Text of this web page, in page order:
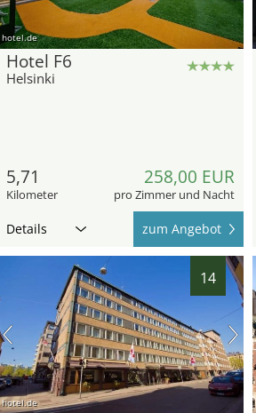
hotel.de
Hotel F6
Helsinki
5,71
Kilometer
258,00 EUR
pro Zimmer und Nacht
Details zum Angebot
14
hotel.de